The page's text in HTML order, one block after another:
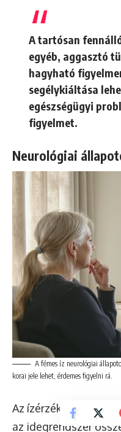
A tartósan
egyéb, aggasztó
hagyható
segélykiáltása
egészségügyi
figyelmet.
Neurológiai
A fémes íz neurológiai
korai jele lehet, érdemes figyelni rá.
Az ízérzékelés
az idegrendszer